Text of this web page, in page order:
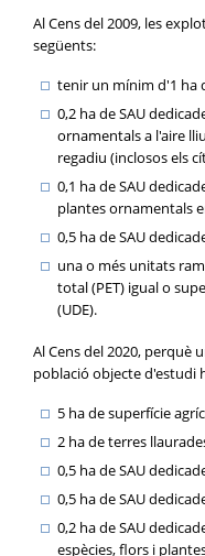
Al Cens del 2009, les
següents:
tenir un mínim d'1 ha
0,2 ha de SAU
ornamentals a l'aire
regadiu (inclosos els
0,1 ha de SAU
plantes ornamentals
0,5 ha de SAU
una o més unitats
total (PET) igual o
(UDE).
Al Cens del 2020, perquè
població objecte d'estudi
5 ha de superfície
2 ha de terres
0,5 ha de SAU
0,5 ha de SAU
0,2 ha de SAU
espècies, flors i